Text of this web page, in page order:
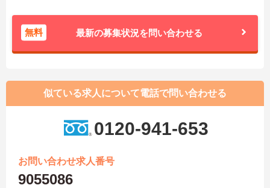
無料 最新の募集状況を問い合わせる
似ている求人について電話で問い合わせる
0120-941-653
お問い合わせ求人番号
9055086